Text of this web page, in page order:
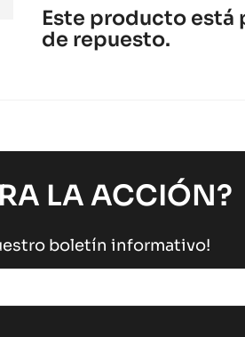
Este producto está
de repuesto.
LA ACCIÓN?
boletín informativo!